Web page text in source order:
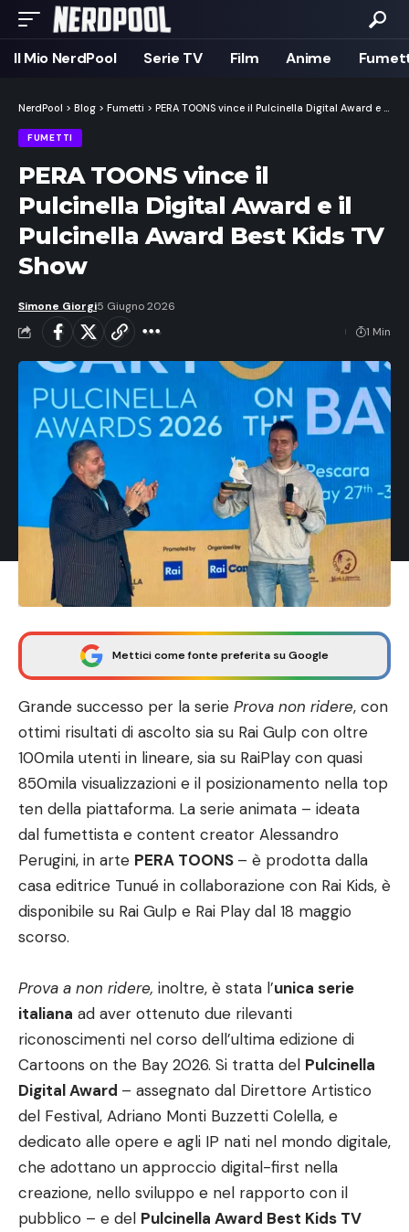
Il Mio NerdPool Serie TV Film Anime
NerdPool > Blog > Fumetti > PERA TOONS vince il Pulcinella Digital Award e il Pulcinella Award Best Kids TV Show
FUMETTI
PERA TOONS vince il
Pulcinella Digital Award e il
Pulcinella Award Best Kids TV
Show
Simone Giorgi5 Giugno 2026
1 Min
Mettici come fonte preferita su Google
Grande successo per la serie Prova non ridere, con
ottimi risultati di ascolto sia su Rai Gulp con oltre
100mila utenti in lineare, sia su RaiPlay con quasi
850mila visualizzazioni e il posizionamento nella top
ten della piattaforma. La serie animata – ideata
dal fumettista e content creator Alessandro
Perugini, in arte PERA TOONS – è prodotta dalla
casa editrice Tunué in collaborazione con Rai Kids, è
disponibile su Rai Gulp e Rai Play dal 18 maggio
scorso.
Prova a non ridere, inoltre, è stata l’unica serie
italiana ad aver ottenuto due rilevanti
riconoscimenti nel corso dell’ultima edizione di
Cartoons on the Bay 2026. Si tratta del Pulcinella
Digital Award – assegnato dal Direttore Artistico
del Festival, Adriano Monti Buzzetti Colella, e
dedicato alle opere e agli IP nati nel mondo digitale,
che adottano un approccio digital-first nella
creazione, nello sviluppo e nel rapporto con il
pubblico – e del Pulcinella Award Best Kids TV